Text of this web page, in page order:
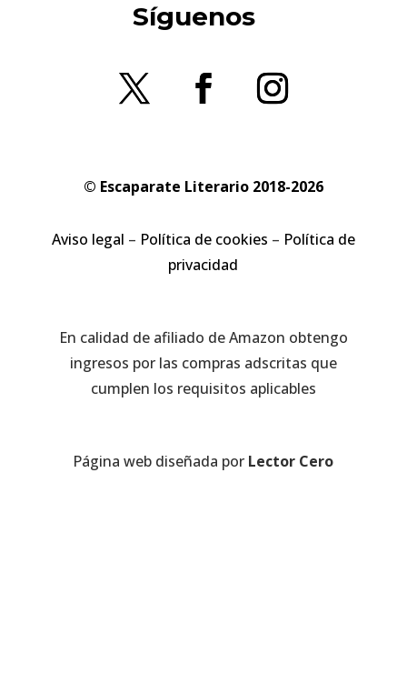
Síguenos
© Escaparate Literario 2018-2026
Aviso legal – Política de cookies – Política de
privacidad
En calidad de afiliado de Amazon obtengo
ingresos por las compras adscritas que
cumplen los requisitos aplicables
Página web diseñada por Lector Cero